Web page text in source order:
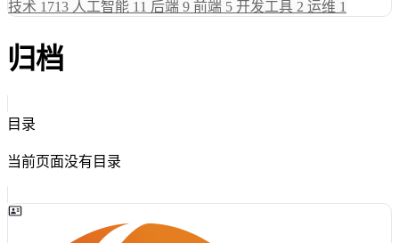
技术 1713 人工智能 11 后端 9 前端 5 开发工具 2 运维 1
归档
目录
当前页面没有目录